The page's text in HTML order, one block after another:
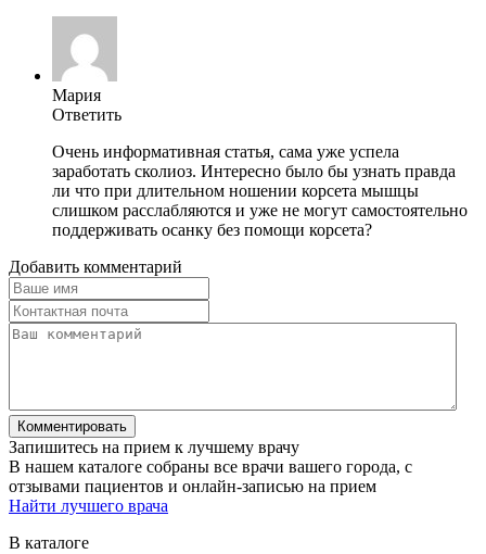
Мария
Ответить
Очень информативная статья, сама уже успела
заработать сколиоз. Интересно было бы узнать правда
ли что при длительном ношении корсета мышцы
слишком расслабляются и уже не могут самостоятельно
поддерживать осанку без помощи корсета?
Добавить комментарий
Запишитесь на прием к лучшему врачу
В нашем каталоге собраны все врачи вашего города, с
отзывами пациентов и онлайн-записью на прием
Найти лучшего врача
В каталоге